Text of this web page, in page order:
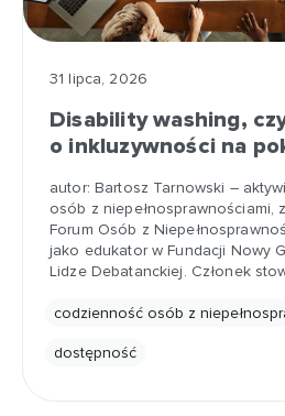
31 lipca, 2026
Disability washing,
o inkluzywności na
autor: Bartosz Tarnowski –
osób z niepełnosprawnościami,
Forum Osób z
jako edukator w Fundacji Nowy
Lidze Debatanckiej. Członek
codzienność osób z
dostępność